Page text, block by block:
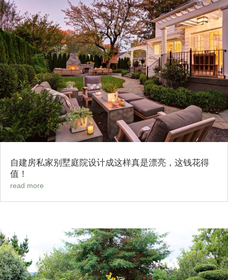
自建房私家别墅庭院设计成这样真是漂亮，这钱花得
值！
read more